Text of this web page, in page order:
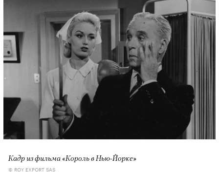
Кадр из фильма «Король в Нью-Йорке»
© ROY EXPORT SAS